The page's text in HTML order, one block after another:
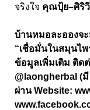
จริงใจ คุณปุ้ย–ศิริ
บ้านหมอละอองจ
“เชื่อมั่นในสมุนไ
ข้อมูลเพิ่มเติม ติด
@laongherbal (
ผ่าน Website: